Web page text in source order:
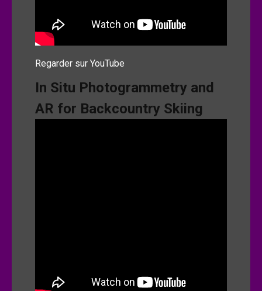
Regarder sur YouTube
In Situ Photogrammetry and
AR for Backcountry Skiing